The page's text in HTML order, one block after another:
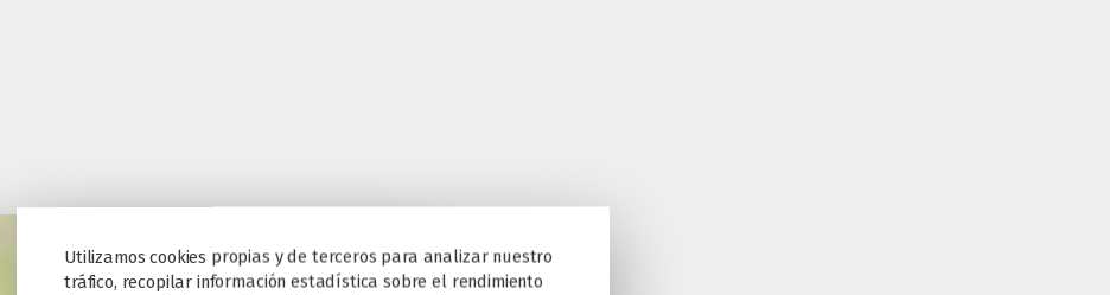
Utilizamos cookies propias y de terceros para analizar nuestro
tráfico, recopilar información estadística sobre el rendimiento